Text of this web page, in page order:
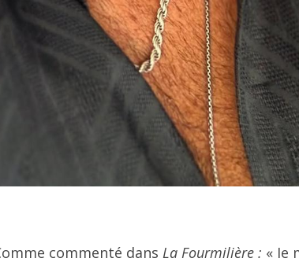
commenté dans La Fourmilière : « Je